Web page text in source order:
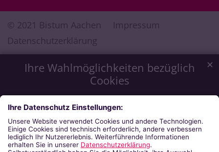
Ihre Wahlmöglichkeiten bezüglich
Cookies
Wir möchten Ihnen ein optimales Webseiten-Erlebnis zu
bieten. Dazu verwenden wir Cookies, die für das
Funktionieren unserer Website notwendig sind. Mit Ihrer
Zustimmung verwenden wir auch Cookies, die zur Anzeige
externer Inhalte oder zu anonymen Statistikzwecken genutzt
werden. Sie können selbst entscheiden, welche Kategorien
✕
© 2021 Bistum Aachen
Impressum
Datenschutzerklärung